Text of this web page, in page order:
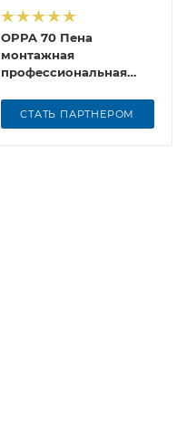
OPPA 70 Пена
монтажная
профессиональная
СТАТЬ ПАРТНЕРОМ